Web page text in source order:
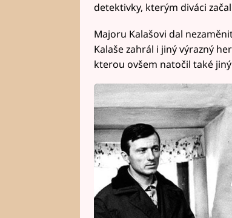
detektivky, kterým diváci
Majoru Kalašovi dal
Kalaše zahrál i jiný výrazný
kterou ovšem natočil také jiný